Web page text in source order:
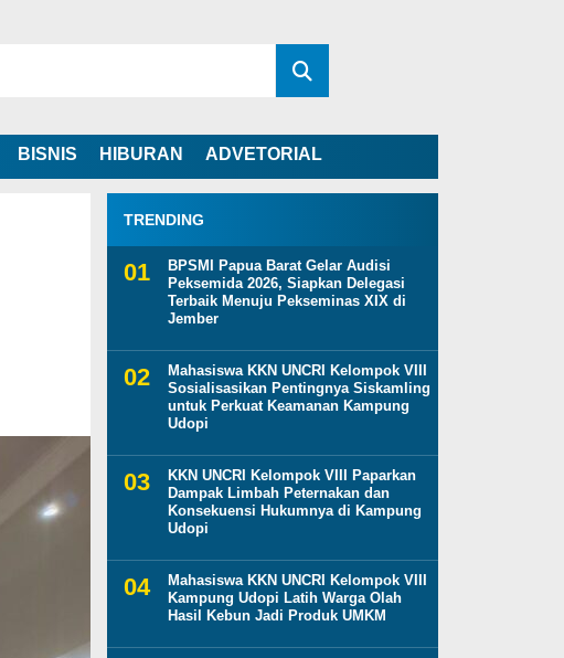
BISNIS HIBURAN ADVETORIAL
TRENDING
BPSMI Papua Barat Gelar Audisi
Peksemida 2026, Siapkan Delegasi
Terbaik Menuju Pekseminas XIX di
Jember
Mahasiswa KKN UNCRI Kelompok VIII
Sosialisasikan Pentingnya Siskamling
untuk Perkuat Keamanan Kampung
Udopi
KKN UNCRI Kelompok VIII Paparkan
Dampak Limbah Peternakan dan
Konsekuensi Hukumnya di Kampung
Udopi
Mahasiswa KKN UNCRI Kelompok VIII
Kampung Udopi Latih Warga Olah
Hasil Kebun Jadi Produk UMKM